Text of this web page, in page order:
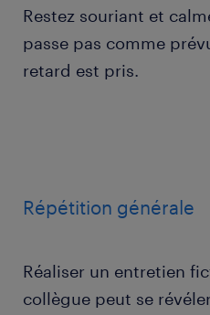
Restez souriant et
passe pas comme
retard est pris.
Répétition générale
Réaliser un entretien
collègue peut se